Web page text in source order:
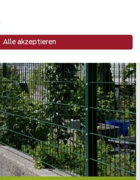
Alle akzeptieren